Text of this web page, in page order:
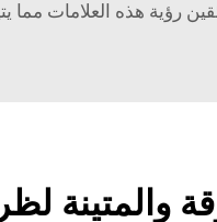
رؤية هذه العلامات مما
والمتينة